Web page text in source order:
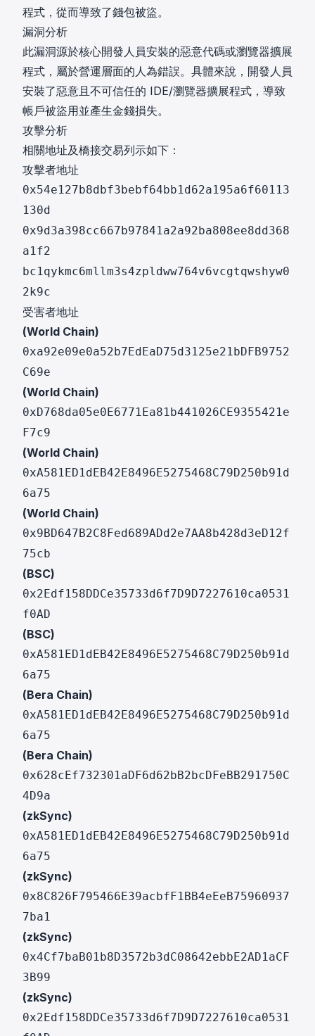
程式，從而導致了錢包被盜。
漏洞分析
此漏洞源於核心開發人員安裝的惡意代碼或瀏覽器擴展
程式，屬於營運層面的人為錯誤。具體來說，開發人員
安裝了惡意且不可信任的 IDE/瀏覽器擴展程式，導致
帳戶被盜用並產生金錢損失。
攻擊分析
相關地址及橋接交易列示如下：
攻擊者地址
0x54e127b8dbf3bebf64bb1d62a195a6f60113
130d
0x9d3a398cc667b97841a2a92ba808ee8dd368
a1f2
bc1qykmc6mllm3s4zpldww764v6vcgtqwshyw0
2k9c
受害者地址
(World Chain)
0xa92e09e0a52b7EdEaD75d3125e21bDFB9752
C69e
(World Chain)
0xD768da05e0E6771Ea81b441026CE9355421e
F7c9
(World Chain)
0xA581ED1dEB42E8496E5275468C79D250b91d
6a75
(World Chain)
0x9BD647B2C8Fed689ADd2e7AA8b428d3eD12f
75cb
(BSC)
0x2Edf158DDCe35733d6f7D9D7227610ca0531
f0AD
(BSC)
0xA581ED1dEB42E8496E5275468C79D250b91d
6a75
(Bera Chain)
0xA581ED1dEB42E8496E5275468C79D250b91d
6a75
(Bera Chain)
0x628cEf732301aDF6d62bB2bcDFeBB291750C
4D9a
(zkSync)
0xA581ED1dEB42E8496E5275468C79D250b91d
6a75
(zkSync)
0x8C826F795466E39acbfF1BB4eEeB75960937
7ba1
(zkSync)
0x4Cf7baB01b8D3572b3dC08642ebbE2AD1aCF
3B99
(zkSync)
0x2Edf158DDCe35733d6f7D9D7227610ca0531